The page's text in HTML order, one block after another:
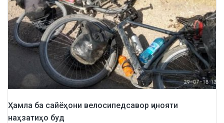
Ҳамла ба сайёҳони велосипедсавор ҷинояти
наҳзатиҳо буд